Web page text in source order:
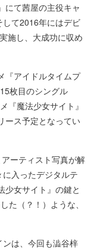
にて茜屋の主役キャ
て2016年にはデビ
施し、大成功に収め
『アイドルタイムプ
15枚目のシングル
『魔法少女サイト』
ース予定となってい
ーティスト写真が解
入ったデジタルテ
少女サイト』の鍵と
た（？！）ような、
は、今回も澁谷梓